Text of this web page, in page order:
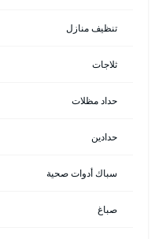
تنظيف منازل
ثلاجات
حداد مظلات
حدادين
سباك أدوات صحية
صباغ